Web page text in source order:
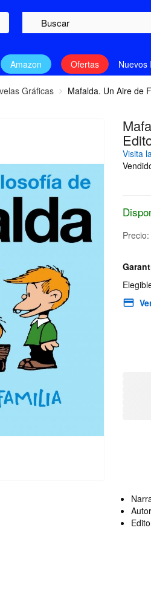
Amazon Ofertas Nuevos
Gráficas Mafalda. Un Aire de
Visita
Precio: